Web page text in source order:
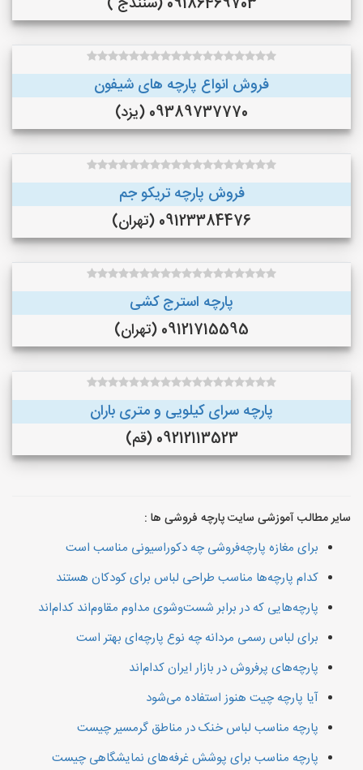
فروش انواع پارچه های شیفون
09389737770 (یزد)
فروش پارچه تریکو جم
09123384476 (تهران)
پارچه استرج کشی
09121715595 (تهران)
پارچه سرای کیلویی و متری باران
09212113523 (قم)
سایر مطالب آموزشی سایت پارچه فروشی ها :
برای مغازه پارچه‌فروشی چه دکوراسیونی مناسب است
کدام پارچه‌ها مناسب طراحی لباس برای کودکان هستند
پارچه‌هایی که در برابر شست‌وشوی مداوم مقاوم‌اند کدام‌اند
برای لباس رسمی مردانه چه نوع پارچه‌ای بهتر است
پارچه‌های پرفروش در بازار ایران کدام‌اند
آیا پارچه چیت هنوز استفاده می‌شود
پارچه مناسب لباس خنک در مناطق گرمسیر چیست
پارچه مناسب برای پوشش غرفه‌های نمایشگاهی چیست